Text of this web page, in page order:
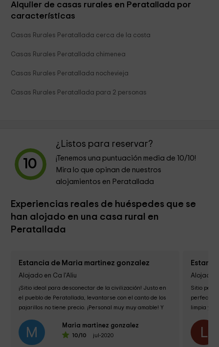
Alquiler de casas rurales en Peratallada por
características
Casas Rurales Peratallada cerca de la costa
Casas Rurales Peratallada chimenea
Casas Rurales Peratallada nochevieja
Casas Rurales Peratallada para 2 personas
10
¿Listos para reservar?
¡Tenemos una puntuación media de 10/10!
Mira lo que opinan de nuestros
alojamientos en Peratallada
Experiencias reales de huéspedes que se
han alojado en una casa rural en
Peratallada
Estancia de Maria martinez gonzalez
Alojado en Ca l'Aliu
¡Sitio ideal para desconectar de la civilización! Justo en
el pueblo de Peratallada, levantarse con el canto de los
pajarillos no tiene precio. ¡Personal muy muy amable! Y
M Maria martinez gonzalez
10/10 jul-2020
Alojado
Sitio
perfecto,
limpia y
L